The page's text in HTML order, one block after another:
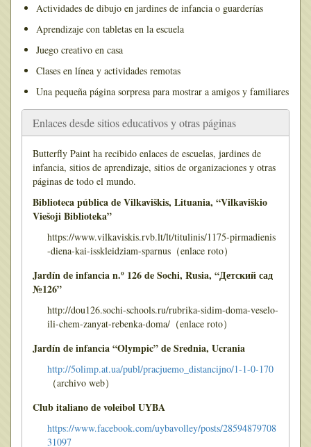
Actividades de dibujo en jardines de infancia o guarderías
Aprendizaje con tabletas en la escuela
Juego creativo en casa
Clases en línea y actividades remotas
Una pequeña página sorpresa para mostrar a amigos y familiares
Enlaces desde sitios educativos y otras páginas
Butterfly Paint ha recibido enlaces de escuelas, jardines de
infancia, sitios de aprendizaje, sitios de organizaciones y otras
páginas de todo el mundo.
Biblioteca pública de Vilkaviškis, Lituania, “Vilkaviškio
Viešoji Biblioteka”
https://www.vilkaviskis.rvb.lt/lt/titulinis/1175-pirmadienis
-diena-kai-isskleidziam-sparnus（enlace roto）
Jardín de infancia n.º 126 de Sochi, Rusia, “Детский сад
№126”
http://dou126.sochi-schools.ru/rubrika-sidim-doma-veselo-
ili-chem-zanyat-rebenka-doma/（enlace roto）
Jardín de infancia “Olympic” de Srednia, Ucrania
http://5olimp.at.ua/publ/pracjuemo_distancijno/1-1-0-170
（archivo web）
Club italiano de voleibol UYBA
https://www.facebook.com/uybavolley/posts/28594879708
31097